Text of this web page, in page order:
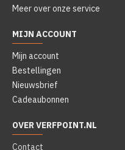
Meer over onze service
MIJN ACCOUNT
Mijn account
Bestellingen
Nieuwsbrief
Cadeaubonnen
OVER VERFPOINT.NL
Contact